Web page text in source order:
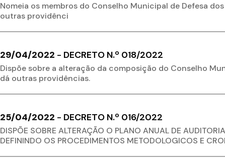
Nomeia os membros do Conselho Municipal de Defesa
outras providênci
29/04/2022 - DECRETO N.º 018/2022
Dispõe sobre a alteração da composição do Conselho
dá outras providências.
25/04/2022 - DECRETO N.º 016/2022
DISPÕE SOBRE ALTERAÇÃO O PLANO ANUAL DE
DEFININDO OS PROCEDIMENTOS METODOLOGICOS E